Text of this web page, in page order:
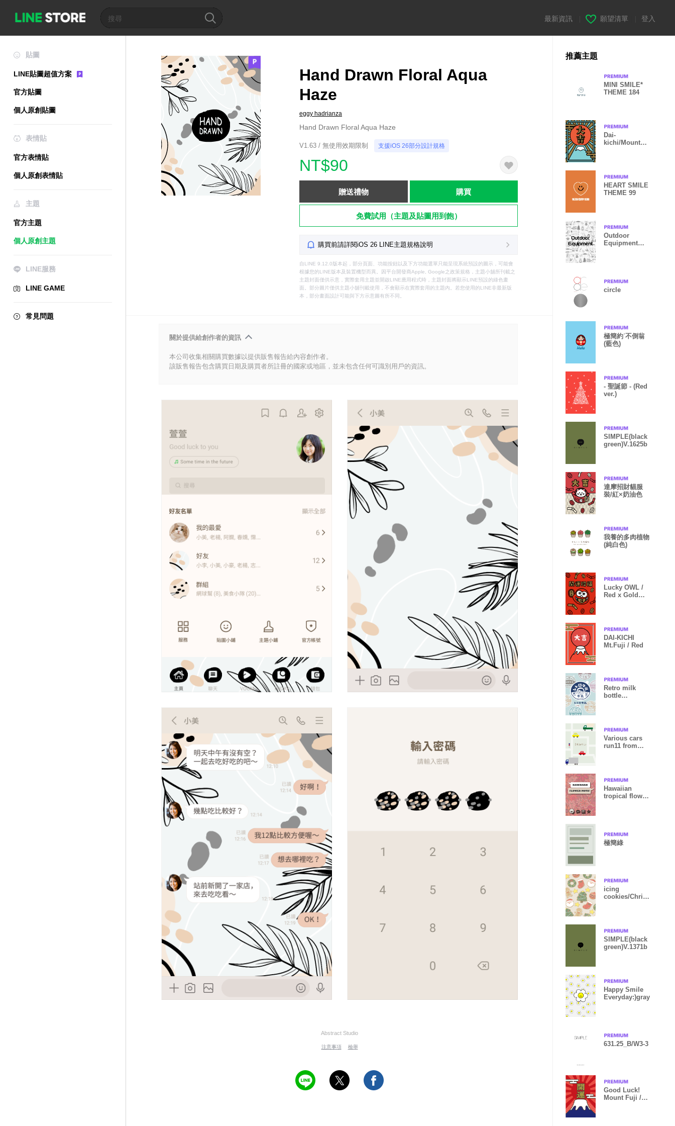
最新資訊 願望清單 登入
貼圖
LINE貼圖超值方案
官方貼圖
個人原創貼圖
表情貼
官方表情貼
個人原創表情貼
主題
官方主題
個人原創主題
LINE服務
LINE GAME
常見問題
Hand Drawn Floral Aqua
Haze
eggy hadrianza
Hand Drawn Floral Aqua Haze
V1.63 / 無使用效期限制 支援iOS 26部分設計規格
NT$90
贈送禮物 購買
免費試用（主題及貼圖用到飽）
購買前請詳閱iOS 26 LINE主題規格說明
自LINE 9.12.0版本起，部分頁面、功能按鈕以及下方功能選單只能呈現系統預設的圖示，可能會
根據您的LINE版本及裝置機型而異。因平台開發商Apple, Google之政策規格，主題小舖所刊載之
主題封面僅供示意，實際套用主題並開啟LINE應用程式時，主題封面將顯示LINE預設的綠色畫
面。部分圖片僅供主題小舖刊載使用，不會顯示在實際套用的主題內。若您使用的LINE非最新版
本，部分畫面設計可能與下方示意圖有所不同。
關於提供給創作者的資訊
本公司收集相關購買數據以提供販售報告給內容創作者。
該販售報告包含購買日期及購買者所註冊的國家或地區，並未包含任何可識別用戶的資訊。
Abstract Studio
注意事項 檢舉
推薦主題
MINI SMILE*
THEME 184
Dai-
kichi/Mount
HEART SMILE
THEME 99
Outdoor
Equipment
circle
極簡約˙不倒翁
(藍色)
- 聖誕節 - (Red
ver.)
SIMPLE(black
green)V.1625b
達摩招財貓服
裝/紅×奶油色
我養的多肉植物
(純白色)
Lucky OWL /
Red x Gold
DAI-KICHI
Mt.Fuji / Red
Retro milk
bottle
Various cars
run11 from
Hawaiian
tropical flower
極簡綠
icing
cookies/Christ
SIMPLE(black
green)V.1371b
Happy Smile
Everyday:)gray
631.25_B/W3-3
Good Luck!
Mount Fuji /